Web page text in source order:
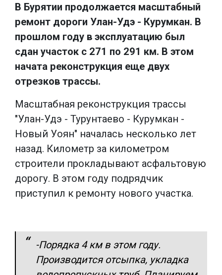
B Бурятии продолжается масштабный
ремонт дороги Улан-Удэ - Курумкан. В
прошлом году в эксплуатацию был
сдан участок с 271 по 291 км. В этом
начата реконструкция еще двух
отрезков трассы.
Масштабная реконструкция трассы
"Улан-Удэ - Typyнтaeвo - Курумкан -
Новый Уoян" началась несколько лет
назад. Километр за километром
строители прокладывают асфальтовую
дорогу. В этом году подрядчик
приступил к ремонту нового участка.
-Порядка 4 км в этом году.
Производится отсыпка, укладка